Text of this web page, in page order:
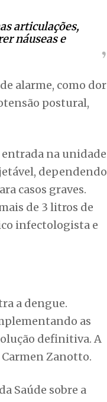
articulações,
náuseas e
alarme, como dor
postural,
na unidade
dependendo
casos graves.
de 3 litros de
infectologista e
a dengue.
as
definitiva. A
Zanotto.
Saúde sobre a